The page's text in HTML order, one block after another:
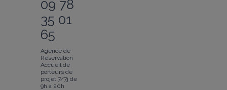
09 78
35 01
65
Agence de
Réservation
Accueil de
porteurs de
projet 7/7j de
9h à 20h